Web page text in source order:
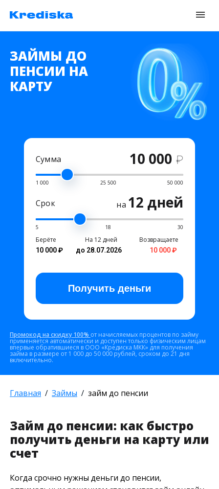
ЗАЙМЫ ДО
ПЕНСИИ НА
КАРТУ
Сумма 10 000 ₽
1 000 25 500 50 000
Срок на 12 дней
5 18 30
Берёте
10 000 ₽
На 12 дней
до 28.07.2026
Возвращаете
10 000 ₽
Получить деньги
Промокод на скидку 100% от начисляемых процентов по займу
применяется автоматически и доступен только физическим лицам
впервые обратившиеся в ООО «Кредиска МКК» для получения
займа в размере от 1 000 до 50 000 рублей, сроком до 21 дня
включительно.
Главная Займы займ до пенсии
Займ до пенсии: как быстро
получить деньги на карту или
счет
Когда срочно нужны деньги до пенсии,